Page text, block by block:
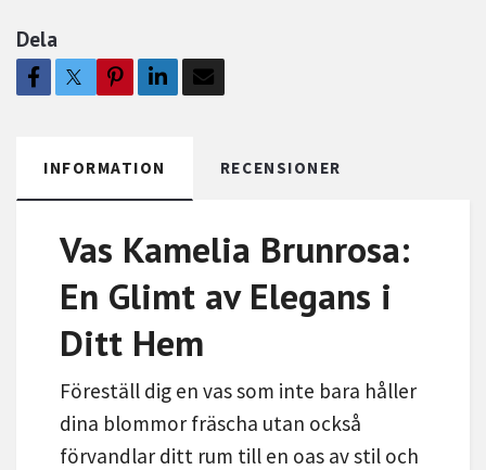
Dela
INFORMATION RECENSIONER
Vas Kamelia Brunrosa:
En Glimt av Elegans i
Ditt Hem
Föreställ dig en vas som inte bara håller
dina blommor fräscha utan också
förvandlar ditt rum till en oas av stil och